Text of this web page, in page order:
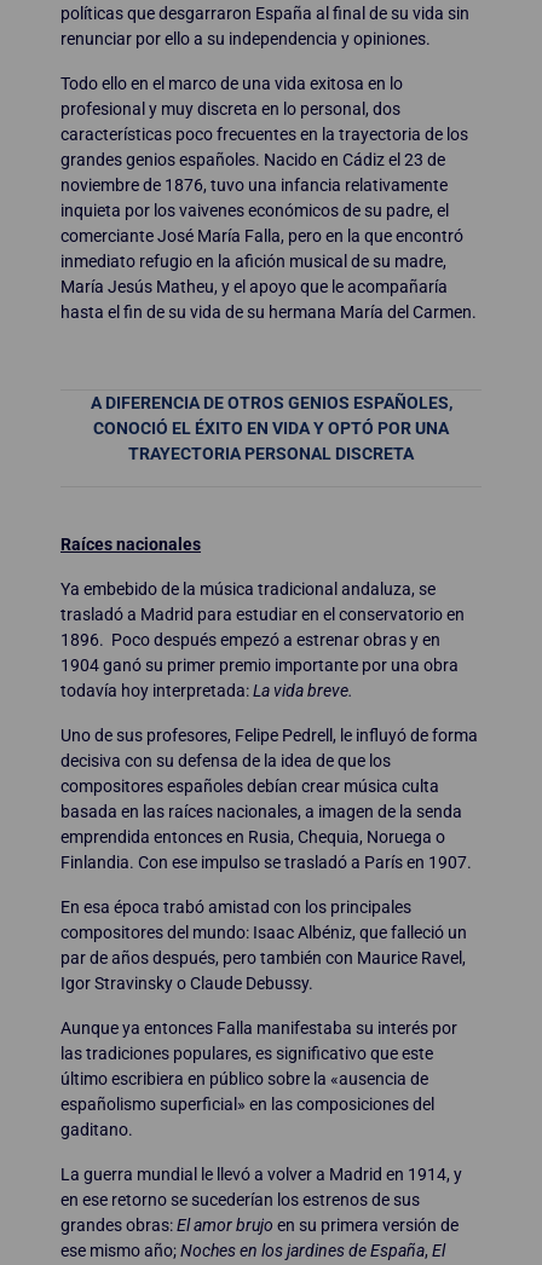
políticas que desgarraron España al final de su vida sin
renunciar por ello a su independencia y opiniones.
Todo ello en el marco de una vida exitosa en lo
profesional y muy discreta en lo personal, dos
características poco frecuentes en la trayectoria de los
grandes genios españoles. Nacido en Cádiz el 23 de
noviembre de 1876, tuvo una infancia relativamente
inquieta por los vaivenes económicos de su padre, el
comerciante José María Falla, pero en la que encontró
inmediato refugio en la afición musical de su madre,
María Jesús Matheu, y el apoyo que le acompañaría
hasta el fin de su vida de su hermana María del Carmen.
A DIFERENCIA DE OTROS GENIOS ESPAÑOLES,
CONOCIÓ EL ÉXITO EN VIDA Y OPTÓ POR UNA
TRAYECTORIA PERSONAL DISCRETA
Raíces nacionales
Ya embebido de la música tradicional andaluza, se
trasladó a Madrid para estudiar en el conservatorio en
1896. Poco después empezó a estrenar obras y en
1904 ganó su primer premio importante por una obra
todavía hoy interpretada:La vida breve.
Uno de sus profesores, Felipe Pedrell, le influyó de forma
decisiva con su defensa de la idea de que los
compositores españoles debían crear música culta
basada en las raíces nacionales, a imagen de la senda
emprendida entonces en Rusia, Chequia, Noruega o
Finlandia. Con ese impulso se trasladó a París en 1907.
En esa época trabó amistad con los principales
compositores del mundo: Isaac Albéniz, que falleció un
par de años después, pero también con Maurice Ravel,
Igor Stravinsky o Claude Debussy.
Aunque ya entonces Falla manifestaba su interés por
las tradiciones populares, es significativo que este
último escribiera en público sobre la «ausencia de
españolismo superficial» en las composiciones del
gaditano.
La guerra mundial le llevó a volver a Madrid en 1914, y
en ese retorno se sucederían los estrenos de sus
grandes obras:El amor brujo en su primera versión de
ese mismo año;Noches en los jardines de España, El